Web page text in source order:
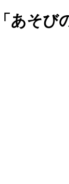
あそび